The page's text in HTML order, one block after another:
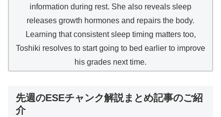
information during rest. She also reveals sleep
releases growth hormones and repairs the body.
Learning that consistent sleep timing matters too,
Toshiki resolves to start going to bed earlier to improve
his grades next time.
先週のESEチャンク解説まとめ記事のご紹
介